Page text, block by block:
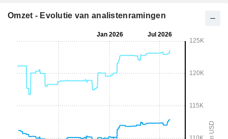
Omzet - Evolutie van analistenramingen